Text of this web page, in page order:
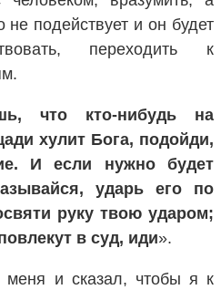
не подействует и он будет
переходить к
что кто-нибудь на
хулит Бога, подойди,
И если нужно будет
ударь его по
руку твою ударом;
в суд, иди».
меня и сказал, чтобы я к